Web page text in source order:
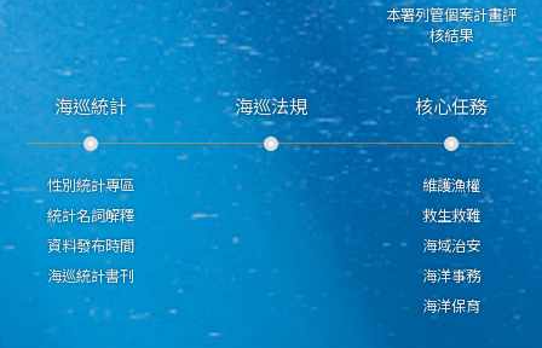
本署列管個案計畫評
核結果
海巡統計
性別統計專區
統計名詞解釋
資料發布時間
海巡統計書刊
海巡法規 核心任務
維護漁權
救生救難
海域治安
海洋事務
海洋保育